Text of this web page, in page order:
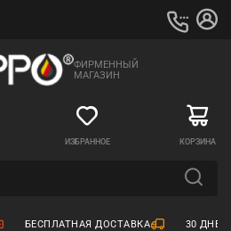
ФИРМЕННЫЙ
МАГАЗИН
ИЗБРАННОЕ КОРЗИНА
БЕСПЛАТНАЯ ДОСТАВКА 30